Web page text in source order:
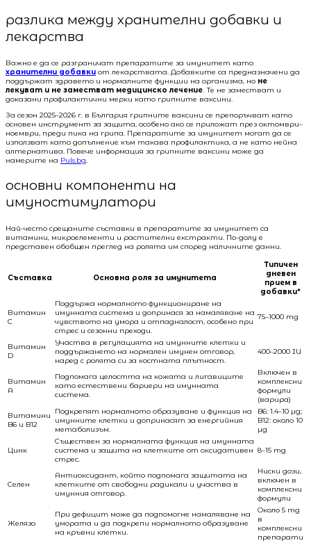
разлика между хранителни добавки и
лекарства
Важно е да се разграничат препаратите за имунитет като
хранителни добавки от лекарствата. Добавките са предназначени да
поддържат здравето и нормалните функции на организма, но не
лекуват и не заместват медицинско лечение . Те не заместват и
доказани профилактични мерки като грипните ваксини.
За сезон 2025–2026 г. в България грипните ваксини се препоръчват като
основен инструмент за защита, особено ако се приложат през октомври–
ноември, преди пика на грипа. Препаратите за имунитет могат да се
използват като допълнение към такава профилактика, а не като нейна
алтернатива. Повече информация за грипните ваксини може да
намерите на Puls.bg
основни компоненти на
имуностимулатори
Най-често срещаните съставки в препаратите за имунитет са
витамини, микроелементи и растителни екстракти. По-долу е
представен обобщен преглед на ролята им според наличните данни.
Съставка Основна роля за имунитета
Типичен
дневен
прием в
добавки*
Витамин
C
Поддържа нормалното функциониране на
имунната система и допринася за намаляване на
чувството на умора и отпадналост, особено при
стрес и сезонни преходи.
75–1000 mg
Витамин
D
Участва в регулацията на имунните клетки и
поддържането на нормален имунен отговор,
наред с ролята си за костната плътност.
400–2000 IU
Витамин
A
Подпомага целостта на кожата и лигавиците
като естествени бариери на имунната
система.
Включен в
комплексни
формули
(варира)
Витамини
B6 и B12
Подкрепят нормалното образуване и функция на
имунните клетки и допринасят за енергийния
метаболизъм.
B6: 1.4–10 µg;
B12: около 10
µg
Цинк
Съществен за нормалната функция на имунната
система и защита на клетките от оксидативен
стрес.
8–15 mg
Селен
Антиоксидант, който подпомага защитата на
клетките от свободни радикали и участва в
имунния отговор.
Ниски дози,
включен в
комплексни
формули
Желязо
При дефицит може да подпомогне намаляване на
умората и да подкрепи нормалното образуване
на кръвни клетки.
Около 5 mg
в
комплексни
препарати